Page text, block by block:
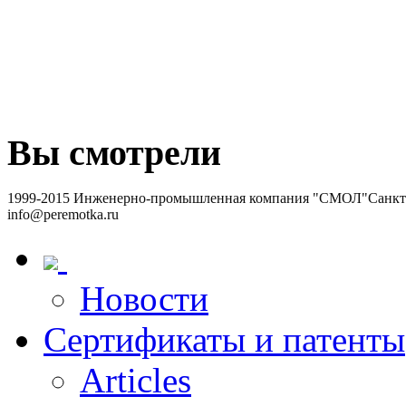
Вы смотрели
1999-2015 Инженерно-промышленная компания "СМОЛ"
info@peremotka.ru
Новости
Сертификаты и патенты
Articles